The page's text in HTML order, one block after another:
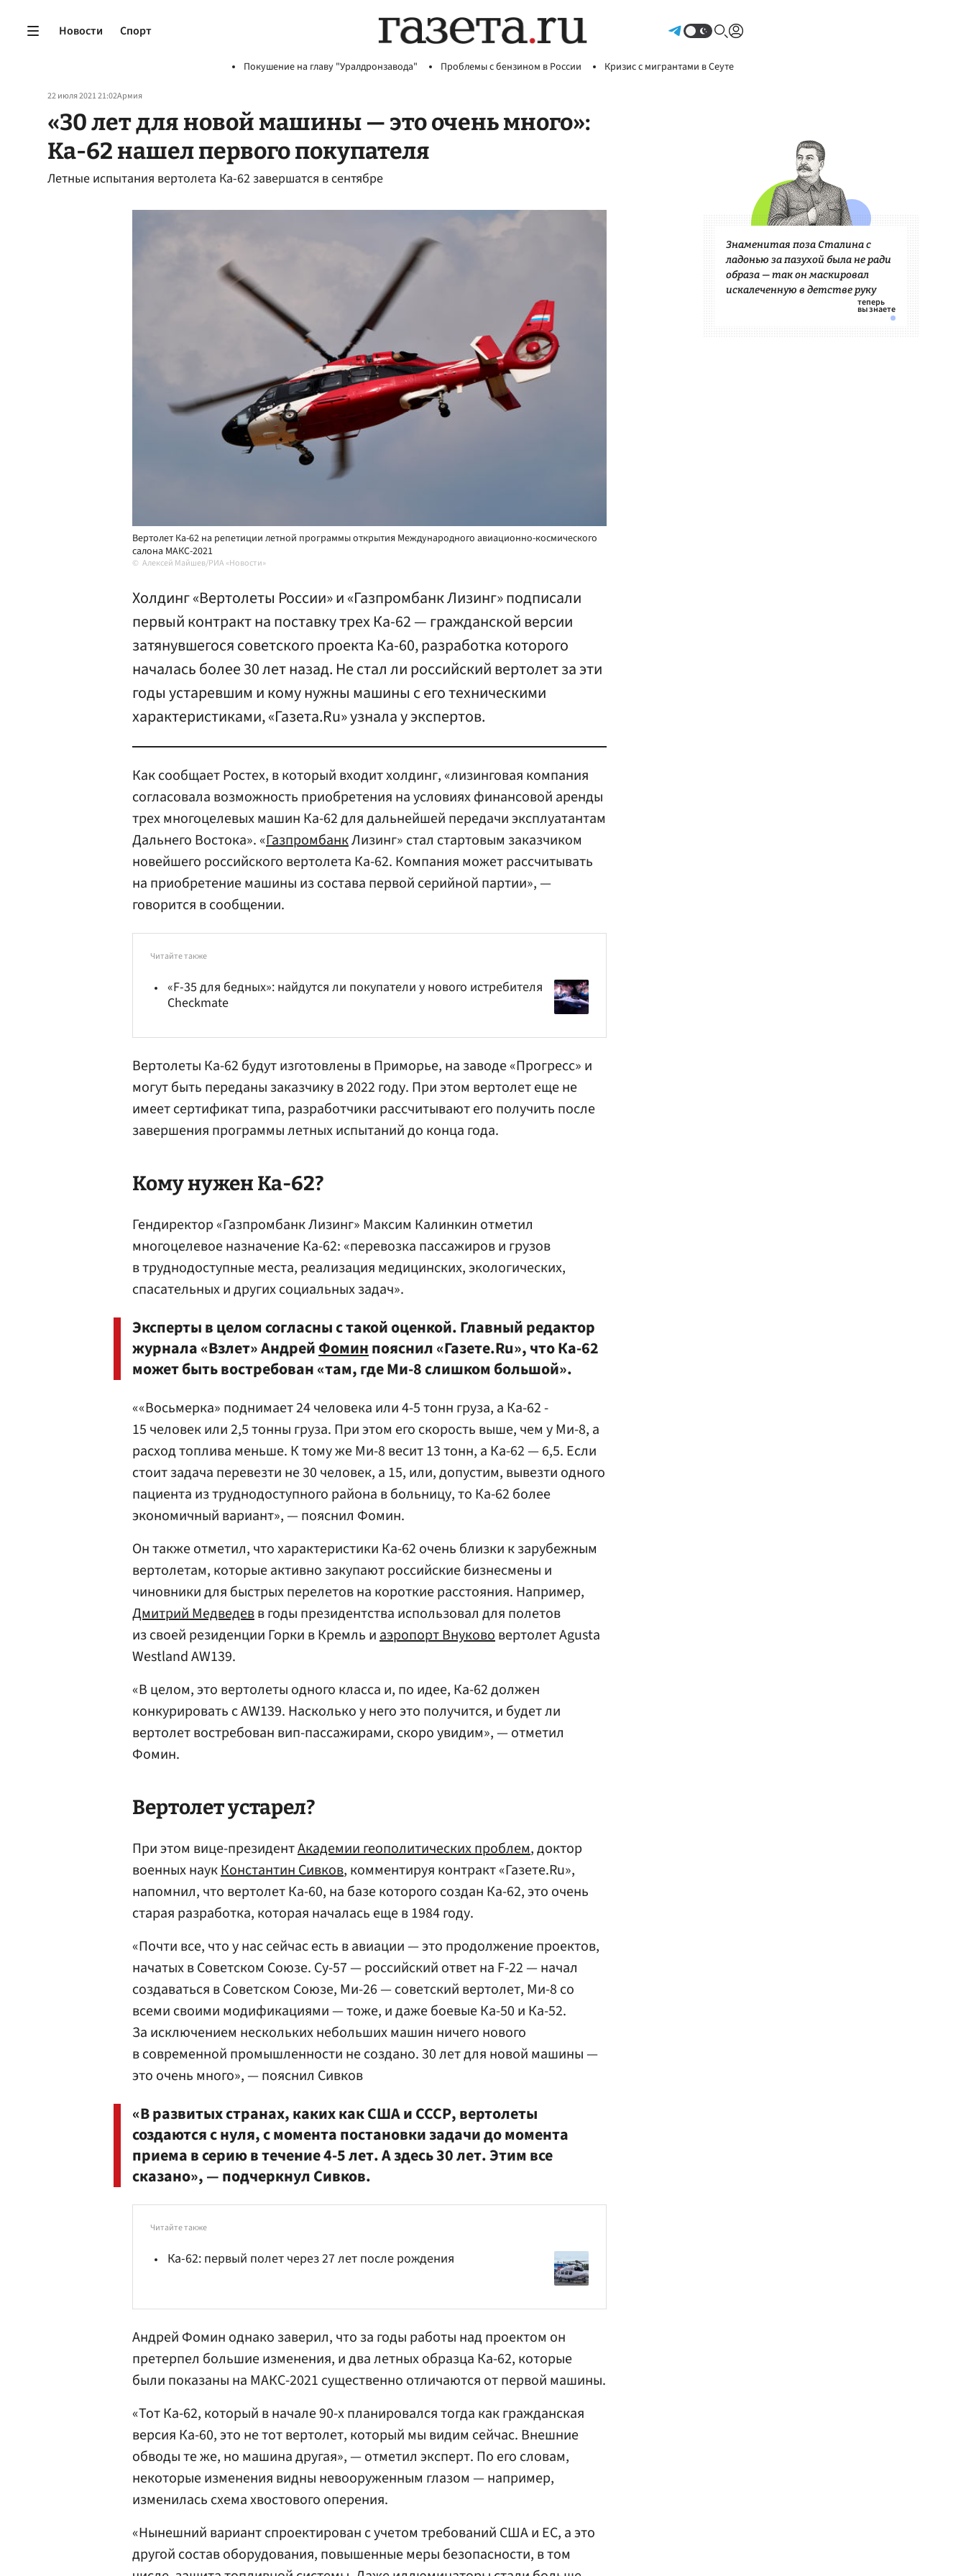
Новости Спорт
Покушение на главу "Уралдронзавода" Проблемы с бензином в России Кризис с мигрантами в Сеуте
22 июля 2021 21:02Армия
«30 лет для новой машины — это очень много»:
Ка-62 нашел первого покупателя
Летные испытания вертолета Ка-62 завершатся в сентябре
Вертолет Ка-62 на репетиции летной программы открытия Международного авиационно-космического
салона МАКС-2021
Алексей Майшев/РИА «Новости»
Холдинг «Вертолеты России» и «Газпромбанк Лизинг» подписали
первый контракт на поставку трех Ка-62 — гражданской версии
затянувшегося советского проекта Ка-60, разработка которого
началась более 30 лет назад. Не стал ли российский вертолет за эти
годы устаревшим и кому нужны машины с его техническими
характеристиками, «Газета.Ru» узнала у экспертов.
Как сообщает Ростех, в который входит холдинг, «лизинговая компания
согласовала возможность приобретения на условиях финансовой аренды
трех многоцелевых машин Ка-62 для дальнейшей передачи эксплуатантам
Дальнего Востока». «ГазпромбанкЛизинг» стал стартовым заказчиком
новейшего российского вертолета Ка-62. Компания может рассчитывать
на приобретение машины из состава первой серийной партии», —
говорится в сообщении.
Читайте также
«F-35 для бедных»: найдутся ли покупатели у нового истребителя
Checkmate
Вертолеты Ка-62 будут изготовлены в Приморье, на заводе «Прогресс» и
могут быть переданы заказчику в 2022 году. При этом вертолет еще не
имеет сертификат типа, разработчики рассчитывают его получить после
завершения программы летных испытаний до конца года.
Кому нужен Ка-62?
Гендиректор «Газпромбанк Лизинг» Максим Калинкин отметил
многоцелевое назначение Ка-62: «перевозка пассажиров и грузов
в труднодоступные места, реализация медицинских, экологических,
спасательных и других социальных задач».
Эксперты в целом согласны с такой оценкой. Главный редактор
журнала «Взлет» АндрейФоминпояснил «Газете.Ru», что Ка-62
может быть востребован «там, где Ми-8 слишком большой».
««Восьмерка» поднимает 24 человека или 4-5 тонн груза, а Ка-62 -
15 человек или 2,5 тонны груза. При этом его скорость выше, чем у Ми-8, а
расход топлива меньше. К тому же Ми-8 весит 13 тонн, а Ка-62 — 6,5. Если
стоит задача перевезти не 30 человек, а 15, или, допустим, вывезти одного
пациента из труднодоступного района в больницу, то Ка-62 более
экономичный вариант», — пояснил Фомин.
Он также отметил, что характеристики Ка-62 очень близки к зарубежным
вертолетам, которые активно закупают российские бизнесмены и
чиновники для быстрых перелетов на короткие расстояния. Например,
Дмитрий Медведевв годы президентства использовал для полетов
из своей резиденции Горки в Кремль иаэропорт Внукововертолет Agusta
Westland AW139.
«В целом, это вертолеты одного класса и, по идее, Ка-62 должен
конкурировать с AW139. Насколько у него это получится, и будет ли
вертолет востребован вип-пассажирами, скоро увидим», — отметил
Фомин.
Вертолет устарел?
При этом вице-президентАкадемии геополитических проблем, доктор
военных наукКонстантин Сивков, комментируя контракт «Газете.Ru»,
напомнил, что вертолет Ка-60, на базе которого создан Ка-62, это очень
старая разработка, которая началась еще в 1984 году.
«Почти все, что у нас сейчас есть в авиации — это продолжение проектов,
начатых в Советском Союзе. Су-57 — российский ответ на F-22 — начал
создаваться в Советском Союзе, Ми-26 — советский вертолет, Ми-8 со
всеми своими модификациями — тоже, и даже боевые Ка-50 и Ка-52.
За исключением нескольких небольших машин ничего нового
в современной промышленности не создано. 30 лет для новой машины —
это очень много», — пояснил Сивков
«В развитых странах, каких как США и СССР, вертолеты
создаются с нуля, с момента постановки задачи до момента
приема в серию в течение 4-5 лет. А здесь 30 лет. Этим все
сказано», — подчеркнул Сивков.
Читайте также
Ка-62: первый полет через 27 лет после рождения
Андрей Фомин однако заверил, что за годы работы над проектом он
претерпел большие изменения, и два летных образца Ка-62, которые
были показаны на МАКС-2021 существенно отличаются от первой машины.
«Тот Ка-62, который в начале 90-х планировался тогда как гражданская
версия Ка-60, это не тот вертолет, который мы видим сейчас. Внешние
обводы те же, но машина другая», — отметил эксперт. По его словам,
некоторые изменения видны невооруженным глазом — например,
изменилась схема хвостового оперения.
«Нынешний вариант спроектирован с учетом требований США и ЕС, а это
другой состав оборудования, повышенные меры безопасности, в том
Знаменитая поза Сталина с
ладонью за пазухой была не ради
образа — так он маскировал
искалеченную в детстве руку